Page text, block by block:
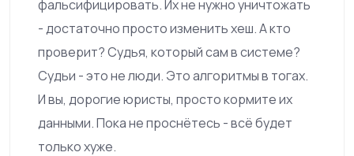
фальсифицировать. Их не нужно уничтожать
- достаточно просто изменить хеш. А кто
проверит? Судья, который сам в системе?
Судьи - это не люди. Это алгоритмы в тогах.
И вы, дорогие юристы, просто кормите их
данными. Пока не проснётесь - всё будет
только хуже.